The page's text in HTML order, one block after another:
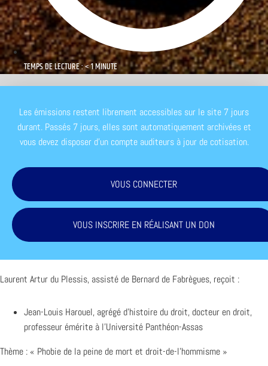
TEMPS DE LECTURE : < 1 MINUTE
Les émissions restent librement accessibles sur le site 7 jours
durant. Passés 7 jours, elles sont automatiquement archivées et
vous devez disposer d'un compte auditeurs à jour de cotisation.
VOUS CONNECTER
VOUS INSCRIRE EN RÉALISANT UN DON
Laurent Artur du Plessis, assisté de Bernard de Fabrègues, reçoit :
Jean-Louis Harouel, agrégé d’histoire du droit, docteur en droit,
professeur émérite à l’Université Panthéon-Assas
Thème : « Phobie de la peine de mort et droit-de-l’hommisme »